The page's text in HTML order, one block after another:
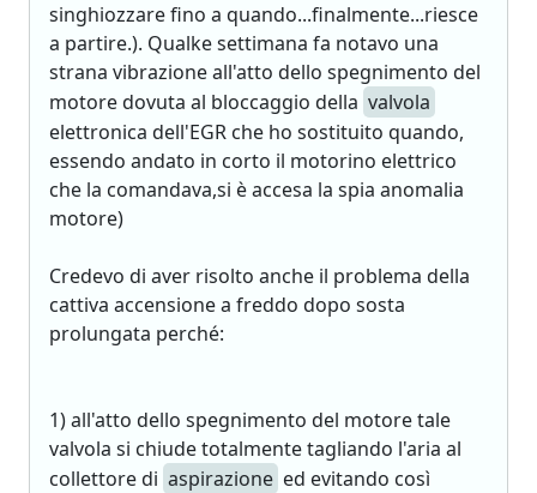
singhiozzare fino a quando...finalmente...riesce
a partire.). Qualke settimana fa notavo una
strana vibrazione all'atto dello spegnimento del
motore dovuta al bloccaggio della valvola
elettronica dell'EGR che ho sostituito quando,
essendo andato in corto il motorino elettrico
che la comandava,si è accesa la spia anomalia
motore)
Credevo di aver risolto anche il problema della
cattiva accensione a freddo dopo sosta
prolungata perché:
1) all'atto dello spegnimento del motore tale
valvola si chiude totalmente tagliando l'aria al
collettore di aspirazione ed evitando così